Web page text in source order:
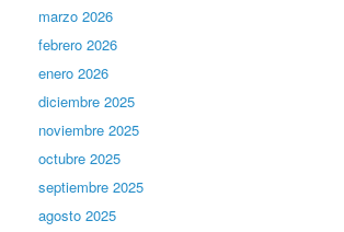
marzo 2026
febrero 2026
enero 2026
diciembre 2025
noviembre 2025
octubre 2025
septiembre 2025
agosto 2025